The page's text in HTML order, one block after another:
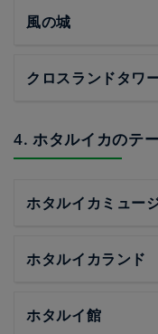
風の城
クロスランドタワ
4. ホタルイカのテ
ホタルイカミュー
ホタルイカランド
ホタルイ館